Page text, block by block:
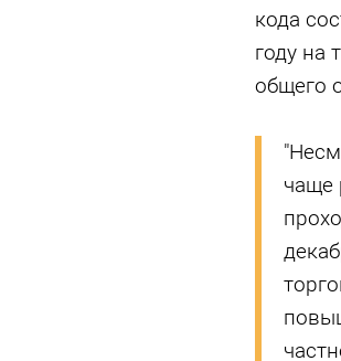
кода
году на
общего
чаще